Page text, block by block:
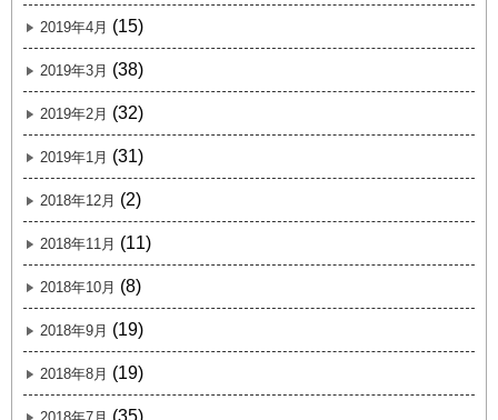
2019年4月 (15)
2019年3月 (38)
2019年2月 (32)
2019年1月 (31)
2018年12月 (2)
2018年11月 (11)
2018年10月 (8)
2018年9月 (19)
2018年8月 (19)
(35)